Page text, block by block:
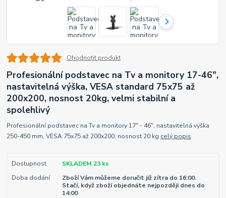
Ohodnotit produkt
Profesionální podstavec na Tv a monitory 17-46",
nastavitelná výška, VESA standard 75x75 až
200x200, nosnost 20kg, velmi stabilní a
spolehlivý
Profesionální podstavec na Tv a monitory 17" - 46", nastavitelná výška
250-450 mm, VESA 75x75 až 200x200, nosnost 20 kg celý popis
Dostupnost
SKLADEM 23 ks
Doba dodání
Zboží Vám můžeme doručit již zítra do 16:00.
Stačí, když zboží objednáte nejpozději dnes do
14:00